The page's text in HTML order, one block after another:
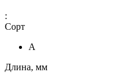
:
Сорт
А
Длина, мм